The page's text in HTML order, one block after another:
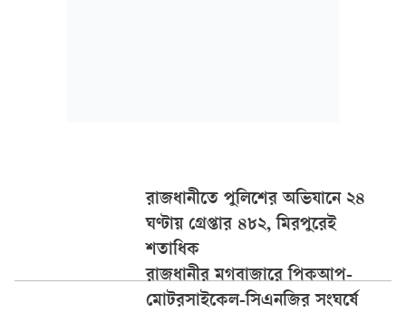
রাজধানীতে পুলিশের অভিযানে ২৪
ঘণ্টায় গ্রেপ্তার ৪৮২, মিরপুরেই
শতাধিক
রাজধানীর মগবাজারে পিকআপ-
মোটরসাইকেল-সিএনজির সংঘর্ষে